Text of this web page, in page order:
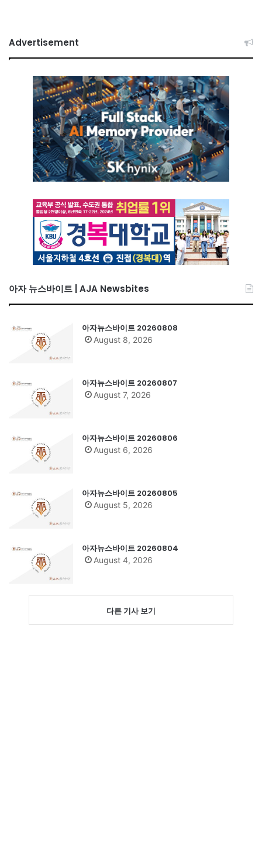
Advertisement
아자 뉴스바이트 | AJA Newsbites
아자뉴스바이트 20260808
August 8, 2026
아자뉴스바이트 20260807
August 7, 2026
아자뉴스바이트 20260806
August 6, 2026
아자뉴스바이트 20260805
August 5, 2026
아자뉴스바이트 20260804
August 4, 2026
다른 기사 보기